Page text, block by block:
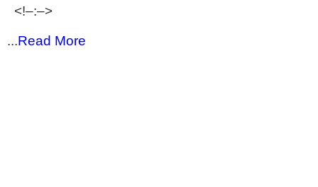
<!–:–>
...Read More